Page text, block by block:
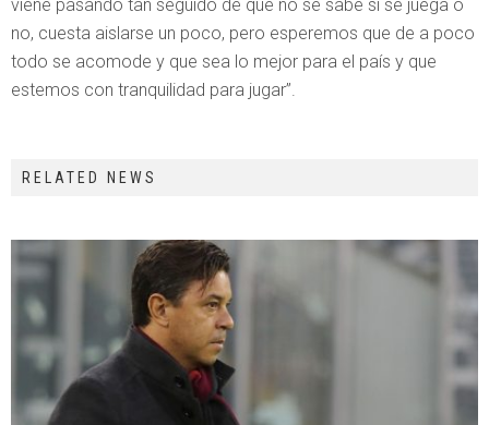
viene pasando tan seguido de que no se sabe si se juega o
no, cuesta aislarse un poco, pero esperemos que de a poco
todo se acomode y que sea lo mejor para el país y que
estemos con tranquilidad para jugar”.
RELATED NEWS